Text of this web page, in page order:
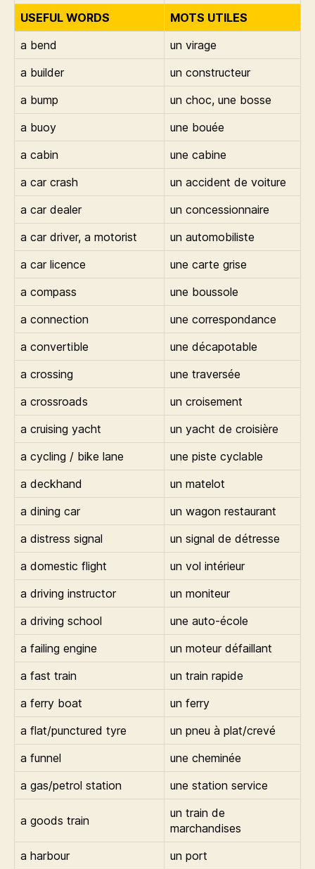
USEFUL WORDS
MOTS UTILES
a bend
un virage
a builder
un constructeur
a bump
un choc, une bosse
a buoy
une bouée
a cabin
une cabine
a car crash
un accident de voiture
a car dealer
un concessionnaire
a car driver, a motorist
un automobiliste
a car licence
une carte grise
a compass
une boussole
a connection
une correspondance
a convertible
une décapotable
a crossing
une traversée
a crossroads
un croisement
a cruising yacht
un yacht de croisière
a cycling / bike lane
une piste cyclable
a deckhand
un matelot
a dining car
un wagon restaurant
a distress signal
un signal de détresse
a domestic flight
un vol intérieur
a driving instructor
un moniteur
a driving school
une auto-école
a failing engine
un moteur défaillant
a fast train
un train rapide
a ferry boat
un ferry
a flat/punctured tyre
un pneu à plat/crevé
a funnel
une cheminée
a gas/petrol station
une station service
a goods train
un train de
marchandises
a harbour
un port